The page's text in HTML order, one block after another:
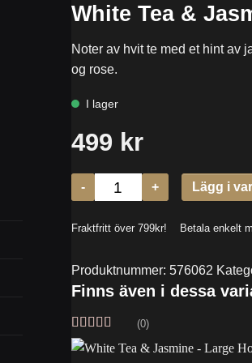
White Tea &
Noter av hvit te med et hint av
og rose.
Produktnummer: 576062
Finns även i dessa
Vurdert 5av
5
(0)